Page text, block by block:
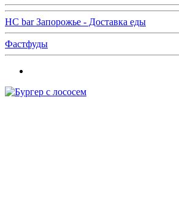
HC bar Запорожье - Доставка еды
Фастфуды